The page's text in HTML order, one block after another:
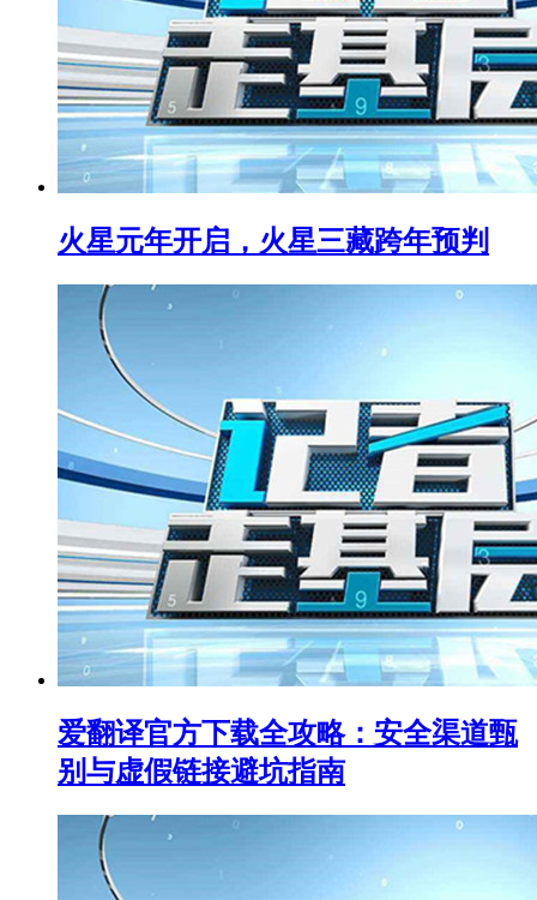
火星元年开启，火星三藏跨年预判
爱翻译官方下载全攻略：安全渠道甄
别与虚假链接避坑指南